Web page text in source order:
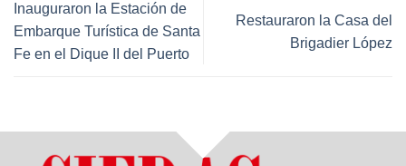
Inauguraron la Estación de
Embarque Turística de Santa
Fe en el Dique II del Puerto
Restauraron la Casa del
Brigadier López